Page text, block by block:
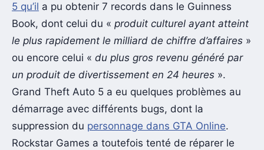
5 qu’il a pu obtenir 7 records dans le Guinness
Book, dont celui du « produit culturel ayant atteint
le plus rapidement le milliard de chiffre d’affaires »
ou encore celui « du plus gros revenu généré par
un produit de divertissement en 24 heures ».
Grand Theft Auto 5 a eu quelques problèmes au
démarrage avec différents bugs, dont la
suppression du personnage dans GTA Online.
Rockstar Games a toutefois tenté de réparer le